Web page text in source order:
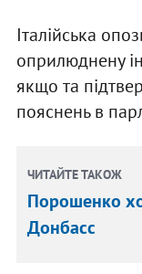
Італійська
оприлюднену
якщо та
пояснень в
ЧИТАЙТЕ ТАКОЖ
Порошенко
Донбасс